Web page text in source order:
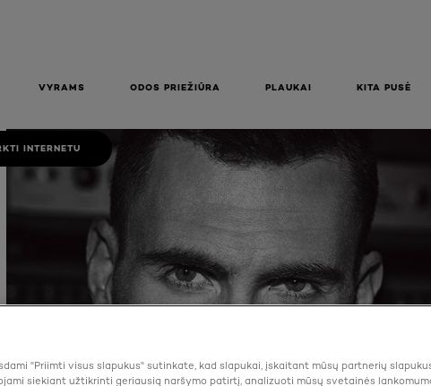
VYRAMS ODOS PRIEŽIŪRA PLAUKAI KITA PUSĖ
INTERNETU
"Priimti visus slapukus" sutinkate, kad slapukai, įskaitant mūsų partnerių
siekiant užtikrinti geriausią naršymo patirtį, analizuoti mūsų svetainės